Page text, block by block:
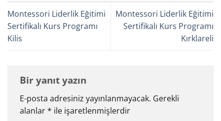
Montessori Liderlik Eğitimi
Sertifikalı Kurs Programı
Kilis
Montessori Liderlik Eğitimi
Sertifikalı Kurs Programı
Kırklareli
Bir yanıt yazın
E-posta adresiniz yayınlanmayacak. Gerekli
alanlar* ile işaretlenmişlerdir